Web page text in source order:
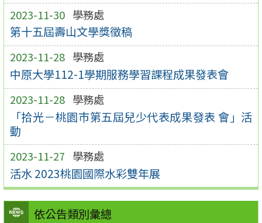
2023-11-30 學務處
第十五屆壽山文學獎徵稿
2023-11-28 學務處
中原大學112-1學期服務學習課程成果發表會
2023-11-28 學務處
「拾光－桃園市第五屆兒少代表成果發表 會」活
動
2023-11-27 學務處
活水 2023桃園國際水彩雙年展
依公告類別彙總